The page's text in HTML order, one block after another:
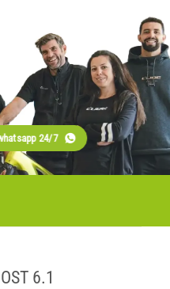
24/7
6.1